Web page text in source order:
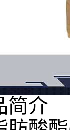
简介